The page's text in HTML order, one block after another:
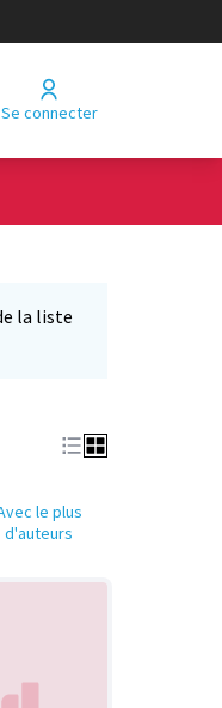
Se connecter
la liste
le plus
d'auteurs